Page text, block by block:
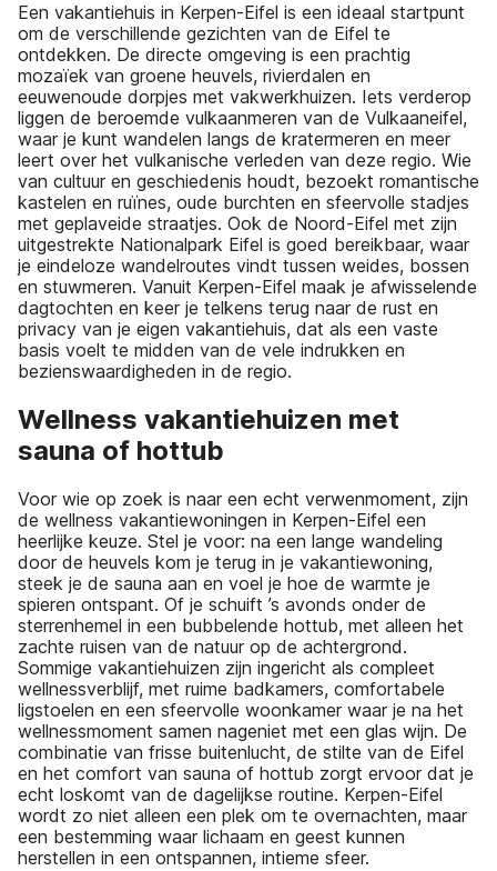
Een vakantiehuis in Kerpen-Eifel is een ideaal startpunt
om de verschillende gezichten van de Eifel te
ontdekken. De directe omgeving is een prachtig
mozaïek van groene heuvels, rivierdalen en
eeuwenoude dorpjes met vakwerkhuizen. Iets verderop
liggen de beroemde vulkaanmeren van de Vulkaaneifel,
waar je kunt wandelen langs de kratermeren en meer
leert over het vulkanische verleden van deze regio. Wie
van cultuur en geschiedenis houdt, bezoekt romantische
kastelen en ruïnes, oude burchten en sfeervolle stadjes
met geplaveide straatjes. Ook de Noord-Eifel met zijn
uitgestrekte Nationalpark Eifel is goed bereikbaar, waar
je eindeloze wandelroutes vindt tussen weides, bossen
en stuwmeren. Vanuit Kerpen-Eifel maak je afwisselende
dagtochten en keer je telkens terug naar de rust en
privacy van je eigen vakantiehuis, dat als een vaste
basis voelt te midden van de vele indrukken en
bezienswaardigheden in de regio.
Wellness vakantiehuizen met
sauna of hottub
Voor wie op zoek is naar een echt verwenmoment, zijn
de wellness vakantiewoningen in Kerpen-Eifel een
heerlijke keuze. Stel je voor: na een lange wandeling
door de heuvels kom je terug in je vakantiewoning,
steek je de sauna aan en voel je hoe de warmte je
spieren ontspant. Of je schuift ’s avonds onder de
sterrenhemel in een bubbelende hottub, met alleen het
zachte ruisen van de natuur op de achtergrond.
Sommige vakantiehuizen zijn ingericht als compleet
wellnessverblijf, met ruime badkamers, comfortabele
ligstoelen en een sfeervolle woonkamer waar je na het
wellnessmoment samen nageniet met een glas wijn. De
combinatie van frisse buitenlucht, de stilte van de Eifel
en het comfort van sauna of hottub zorgt ervoor dat je
echt loskomt van de dagelijkse routine. Kerpen-Eifel
wordt zo niet alleen een plek om te overnachten, maar
een bestemming waar lichaam en geest kunnen
herstellen in een ontspannen, intieme sfeer.